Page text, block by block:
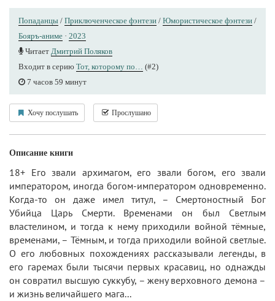
Попаданцы / Приключенческое фэнтези / Юмористическое фэнтези /
Бояръ-аниме · 2023
Читает Дмитрий Поляков
Входит в серию Тот, которому по… (#2)
7 часов 59 минут
Хочу послушать Прослушано
Описание книги
18+ Его звали архимагом, его звали богом, его звали
императором, иногда богом-императором одновременно.
Когда-то он даже имел титул, – Смертоностный Бог
Убийца Царь Смерти. Временами он был Светлым
властелином, и тогда к нему приходили войной тёмные,
временами, – Тёмным, и тогда приходили войной светлые.
О его любовных похождениях рассказывали легенды, в
его гаремах были тысячи первых красавиц, но однажды
он совратил высшую суккубу, – жену верховного демона –
и жизнь величайшего мага...